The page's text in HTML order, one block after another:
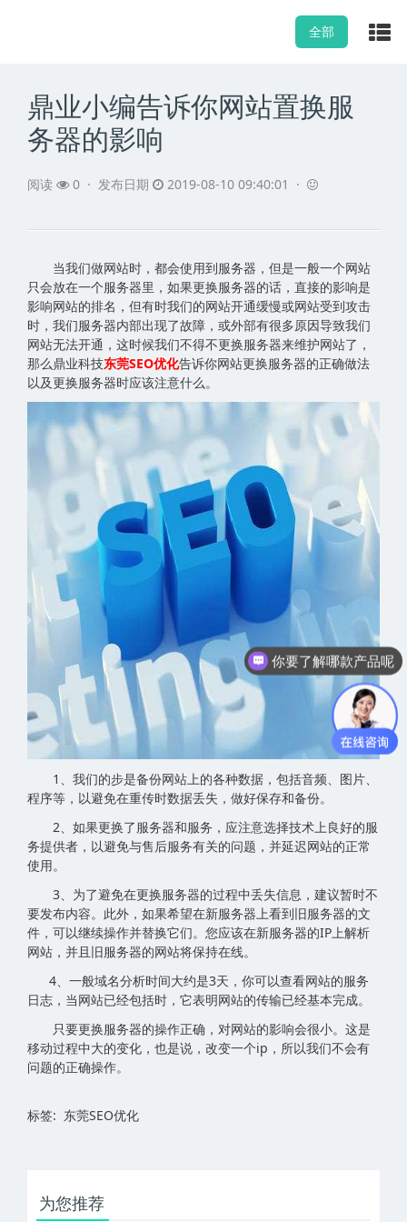
全部
鼎业小编告诉你网站置换服
务器的影响
阅读 0 · 发布日期 2019-08-10 09:40:01 ·
当我们做网站时，都会使用到服务器，但是一般一个网站
只会放在一个服务器里，如果更换服务器的话，直接的影响是
影响网站的排名，但有时我们的网站开通缓慢或网站受到攻击
时，我们服务器内部出现了故障，或外部有很多原因导致我们
网站无法开通，这时候我们不得不更换服务器来维护网站了，
那么鼎业科技东莞SEO优化告诉你网站更换服务器的正确做法
以及更换服务器时应该注意什么。
1、我们的步是备份网站上的各种数据，包括音频、图片、
程序等，以避免在重传时数据丢失，做好保存和备份。
2、如果更换了服务器和服务，应注意选择技术上良好的服
务提供者，以避免与售后服务有关的问题，并延迟网站的正常
使用。
3、为了避免在更换服务器的过程中丢失信息，建议暂时不
要发布内容。此外，如果希望在新服务器上看到旧服务器的文
件，可以继续操作并替换它们。您应该在新服务器的IP上解析
网站，并且旧服务器的网站将保持在线。
4、一般域名分析时间大约是3天，你可以查看网站的服务
日志，当网站已经包括时，它表明网站的传输已经基本完成。
只要更换服务器的操作正确，对网站的影响会很小。这是
移动过程中大的变化，也是说，改变一个ip，所以我们不会有
问题的正确操作。
标签: 东莞SEO优化
为您推荐
你要了解哪款产品呢